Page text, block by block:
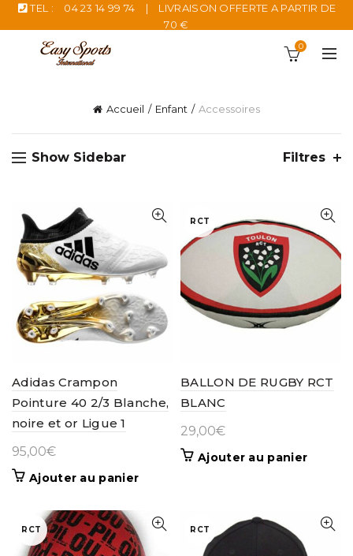
TEL : 04 23 14 99 74 |
LIVRAISON OFFERTE A PARTIR DE
70 €
0
Accueil Enfant Accessoires
Show Sidebar Filtres
Adidas Crampon
Pointure 40 2/3 Blanche,
noire et or Ligue 1
95,00€
Ajouter au panier
RCT
BALLON DE RUGBY RCT
BLANC
29,00€
Ajouter au panier
RCT RCT